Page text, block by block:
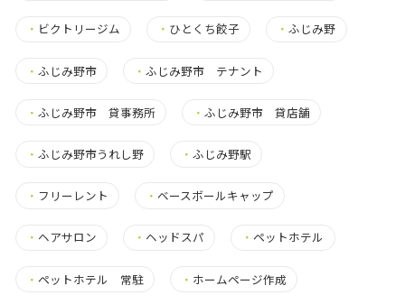
・ ビクトリージム ・ ひとくち餃子 ・ふじみ野
・ ふじみ野市 ・ふじみ野市 テナント
・ ふじみ野市 貸事務所 ・ふじみ野市 貸店舗
・ ふじみ野市うれし野 ・ふじみ野駅
・ フリーレント ・ ベースボールキャップ
・ ヘアサロン ・ ヘッドスパ ・ペットホテル
・ ペットホテル 常駐 ・ ホームページ作成